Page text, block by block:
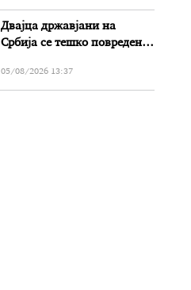
Двајца државјани на
Србија се тешко повредени
Прилеп-Битола
05/08/2026 13:37